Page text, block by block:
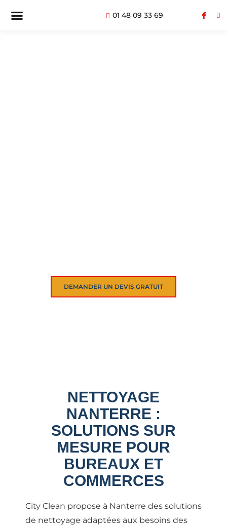
01 48 09 33 69
DEMANDER UN DEVIS GRATUIT
NETTOYAGE
NANTERRE :
SOLUTIONS SUR
MESURE POUR
BUREAUX ET
COMMERCES
City Clean propose à Nanterre des solutions
de nettoyage adaptées aux besoins des